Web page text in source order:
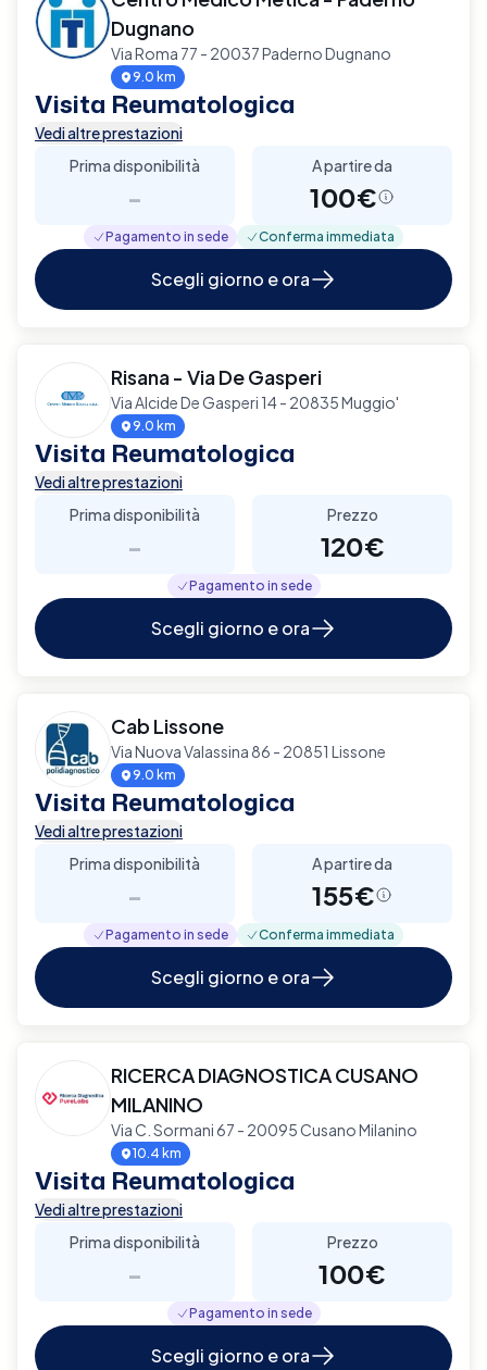
Dugnano
Via Roma 77 - 20037 Paderno Dugnano
9.0 km
Visita Reumatologica
Vedi altre prestazioni
Prima disponibilità
-
A partire da
100€
Pagamento in sede Conferma immediata
Scegli giorno e ora
Risana - Via De Gasperi
Via Alcide De Gasperi 14 - 20835 Muggio'
9.0 km
Visita Reumatologica
Vedi altre prestazioni
Prima disponibilità
-
Prezzo
120€
Pagamento in sede
Scegli giorno e ora
Cab Lissone
Via Nuova Valassina 86 - 20851 Lissone
9.0 km
Visita Reumatologica
Vedi altre prestazioni
Prima disponibilità
-
A partire da
155€
Pagamento in sede Conferma immediata
Scegli giorno e ora
RICERCA DIAGNOSTICA CUSANO
MILANINO
Via C. Sormani 67 - 20095 Cusano Milanino
10.4 km
Visita Reumatologica
Vedi altre prestazioni
Prima disponibilità
-
Prezzo
100€
Pagamento in sede
Scegli giorno e ora